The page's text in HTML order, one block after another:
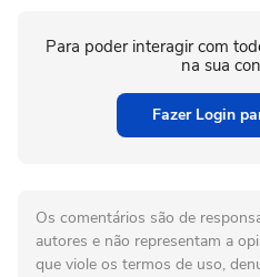
Para poder interagir com
na sua
Fazer Login
Os comentários são de
autores e não representam a
que viole os termos de uso,